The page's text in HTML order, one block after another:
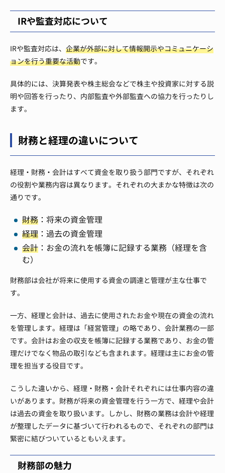
IRや監査対応について
IRや監査対応は、 企業が外部に対して情報開示やコミュニケーシ
ョンを行う重要な活動です。
具体的には、決算発表や株主総会などで株主や投資家に対する説
明や回答を行ったり、内部監査や外部監査への協力を行ったりし
ます。
財務と経理の違いについて
経理・財務・会計はすべて資金を取り扱う部門ですが、それぞれ
の役割や業務内容は異なります。それぞれの大まかな特徴は次の
通りです。
財務 ：将来の資金管理
経理 ：過去の資金管理
会計 ：お金の流れを帳簿に記録する業務（経理を含
む）
財務部は会社が将来に使用する資金の調達と管理が主な仕事で
す。
一方、経理と会計は、過去に使用されたお金や現在の資金の流れ
を管理します。経理は「経営管理」の略であり、会計業務の一部
です。会計はお金の収支を帳簿に記録する業務であり、お金の管
理だけでなく物品の取引なども含まれます。経理は主にお金の管
理を担当する役目です。
こうした違いから、経理・財務・会計それぞれには仕事内容の違
いがあります。財務が将来の資金管理を行う一方で、経理や会計
は過去の資金を取り扱います。しかし、財務の業務は会計や経理
が整理したデータに基づいて行われるもので、それぞれの部門は
緊密に結びついているともいえます。
財務部の魅力